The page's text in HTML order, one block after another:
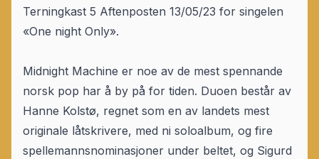
Terningkast 5 Aftenposten 13/05/23 for singelen
«One night Only».
Midnight Machine er noe av de mest spennande
norsk pop har å by på for tiden. Duoen består av
Hanne Kolstø, regnet som en av landets mest
originale låtskrivere, med ni soloalbum, og fire
spellemannsnominasjoner under beltet, og Sigurd